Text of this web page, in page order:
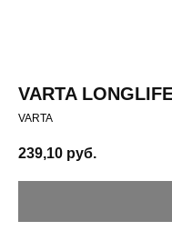
VARTA
VARTA
239,10 руб.